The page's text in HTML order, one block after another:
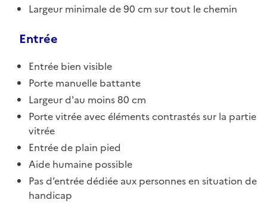
Largeur minimale de 90 cm sur tout le chemin
Entrée
Entrée bien visible
Porte manuelle battante
Largeur d'au moins 80 cm
Porte vitrée avec éléments contrastés sur la partie
vitrée
Entrée de plain pied
Aide humaine possible
Pas d’entrée dédiée aux personnes en situation de
handicap